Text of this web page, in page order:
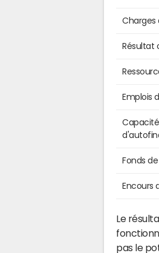
Résultat
Emplois
Capacité
Fonds
Encours
Le
pas le